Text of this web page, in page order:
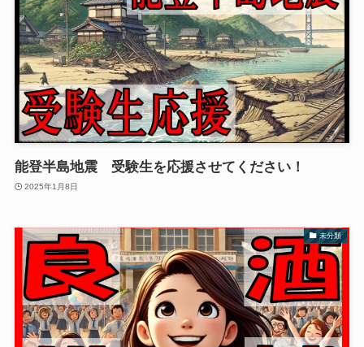
能登半島地震 受験生を応援させてください！
2025年1月8日
未分類